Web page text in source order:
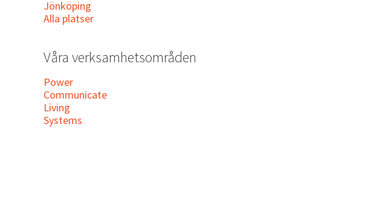
Jönköping
Alla platser
Våra verksamhetsområden
Power
Communicate
Living
Systems